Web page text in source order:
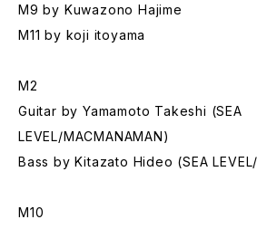
M9 by Kuwazono Hajime
M11 by koji itoyama
M2
Guitar by Yamamoto Takeshi (SEA
LEVEL/MACMANAMAN)
Bass by Kitazato Hideo (SEA
M10